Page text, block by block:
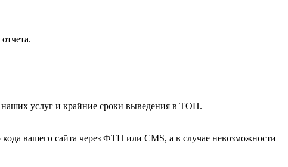
наших услуг и крайние сроки выведения в ТОП.
вашего сайта через ФТП или CMS, а в случае невозможности